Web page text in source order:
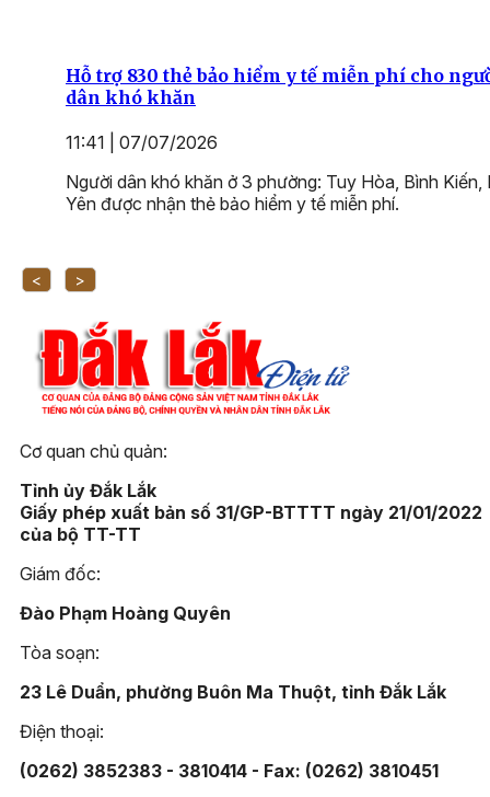
Hỗ trợ 830 thẻ bảo hiểm y tế miễn phí cho
dân khó khăn
11:41 | 07/07/2026
Người dân khó khăn ở 3 phường: Tuy Hòa, Bình Kiến,
Yên được nhận thẻ bảo hiểm y tế miễn phí.
< >
Cơ quan chủ quản:
Tỉnh ủy Đắk Lắk
Giấy phép xuất bản số 31/GP-BTTTT ngày 21/01/2022
của bộ TT-TT
Giám đốc:
Đào Phạm Hoàng Quyên
Tòa soạn:
23 Lê Duẩn, phường Buôn Ma Thuột, tỉnh Đắk Lắk
Điện thoại:
(0262) 3852383 - 3810414 - Fax: (0262) 3810451